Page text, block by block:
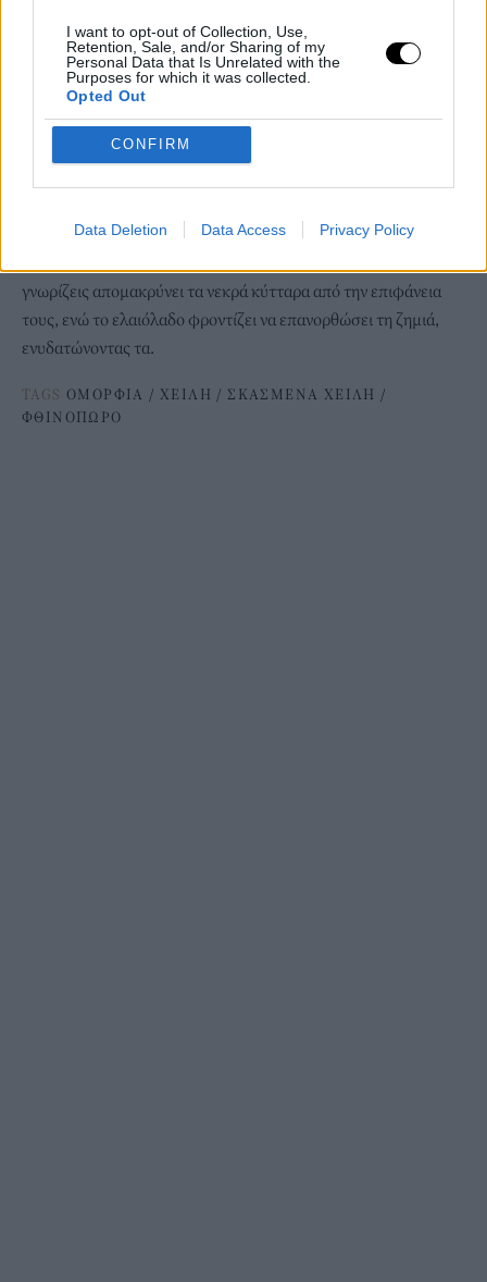
I want to opt-out of Collection, Use,
Retention, Sale, and/or Sharing of my
Personal Data that Is Unrelated with the
Purposes for which it was collected.
Opted Out
CONFIRM
Data Deletion Data Access Privacy Policy
shutterstock.com
DIY scrub φροντίδας με άρωμα κανέλας
Ανακάτεψε όλα τα υλικά σε ένα μικρό βαζάκι κι έπειτα κάνε την
γνωρίζεις απομακρύνει τα νεκρά κύτταρα από την επιφάνεια
τους, ενώ το ελαιόλαδο φροντίζει να επανορθώσει τη ζημιά,
ενυδατώνοντας τα.
TAGS ΟΜΟΡΦΙΑ / ΧΕΙΛΗ / ΣΚΑΣΜΕΝΑ ΧΕΙΛΗ /
ΦΘΙΝΟΠΩΡΟ